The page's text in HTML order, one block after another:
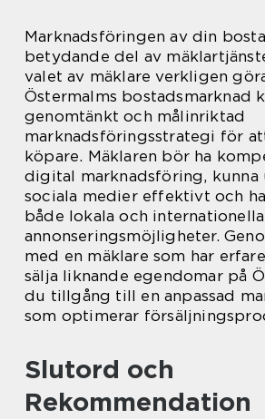
Marknadsföringen av din
betydande del av
valet av mäklare verkligen
Östermalms bostadsmarknad
genomtänkt och målinriktad
marknadsföringsstrategi för
köpare. Mäklaren bör ha
digital marknadsföring, kunna
sociala medier effektivt och
både lokala och internationella
annonseringsmöjligheter.
med en mäklare som har
sälja liknande egendomar på
du tillgång till en anpassad
som optimerar
Slutord och
Rekommendation